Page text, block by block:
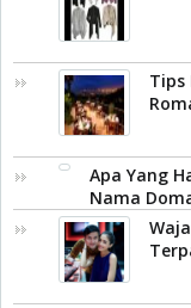
Apa Yang
Nama